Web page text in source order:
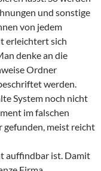
und sonstige
von jedem
erleichtert sich
denke an die
Ordner
werden.
System noch nicht
im falschen
meist reicht
auffindbar ist. Damit